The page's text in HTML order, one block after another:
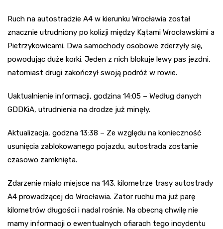
Ruch na autostradzie A4 w kierunku Wrocławia został
znacznie utrudniony po kolizji między Kątami Wrocławskimi a
Pietrzykowicami. Dwa samochody osobowe zderzyły się,
powodując duże korki. Jeden z nich blokuje lewy pas jezdni,
natomiast drugi zakończył swoją podróż w rowie.
Uaktualnienie informacji, godzina 14:05 – Według danych
GDDKiA, utrudnienia na drodze już minęły.
Aktualizacja, godzna 13:38 – Ze względu na konieczność
usunięcia zablokowanego pojazdu, autostrada zostanie
czasowo zamknięta.
Zdarzenie miało miejsce na 143. kilometrze trasy autostrady
A4 prowadzącej do Wrocławia. Zator ruchu ma już parę
kilometrów długości i nadal rośnie. Na obecną chwilę nie
mamy informacji o ewentualnych ofiarach tego incydentu